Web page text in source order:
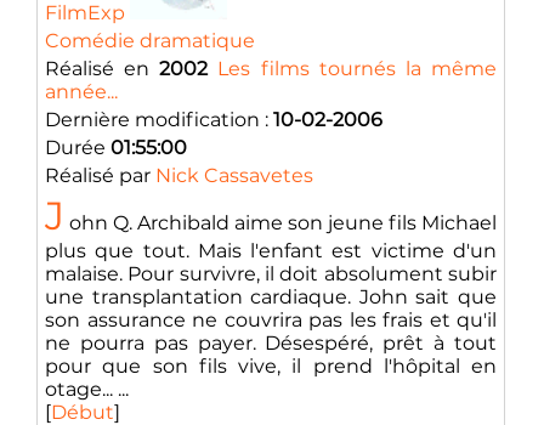
FilmExp
Comédie dramatique
Réalisé en2002 Les films tournés la même
année...
Dernière modification : 10-02-2006
Durée 01:55:00
Réalisé par Nick Cassavetes
J ohn Q. Archibald aime son jeune fils Michael
plus que tout. Mais l'enfant est victime d'un
malaise. Pour survivre, il doit absolument subir
une transplantation cardiaque. John sait que
son assurance ne couvrira pas les frais et qu'il
ne pourra pas payer. Désespéré, prêt à tout
pour que son fils vive, il prend l'hôpital en
otage... ...
[Début]